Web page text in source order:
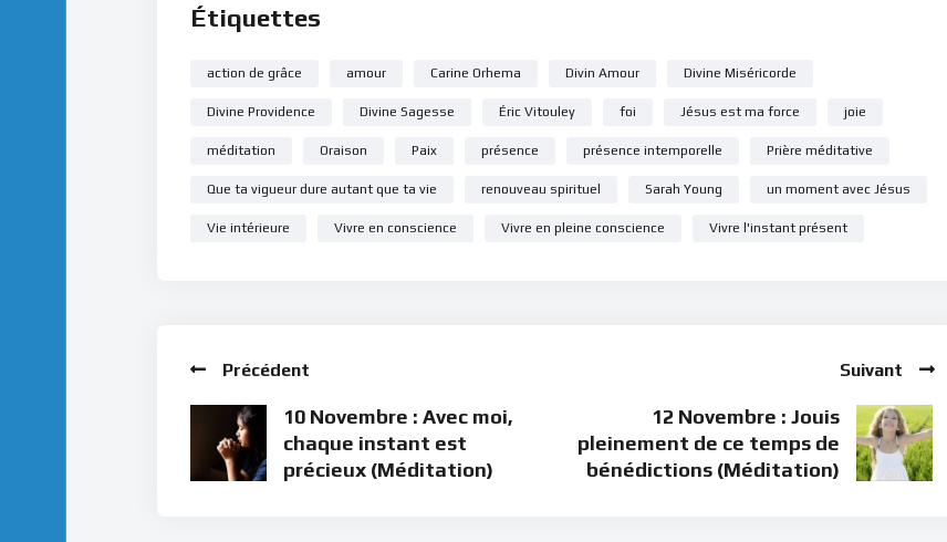
Étiquettes
action de grâce amour Carine Orhema Divin Amour Divine Miséricorde
Divine Providence Divine Sagesse Éric Vitouley foi Jésus est ma force joie
méditation Oraison Paix présence présence intemporelle Prière méditative
Que ta vigueur dure autant que ta vie renouveau spirituel Sarah Young un moment avec Jésus
Vie intérieure Vivre en conscience Vivre en pleine conscience Vivre l'instant présent
Précédent
10 Novembre : Avec moi,
chaque instant est
précieux (Méditation)
Suivant
12 Novembre : Jouis
pleinement de ce temps de
bénédictions (Méditation)